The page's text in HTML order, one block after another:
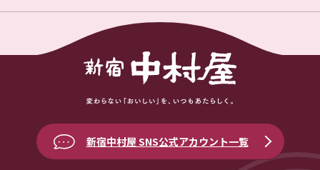
新宿中村屋 SNS公式アカウント一覧